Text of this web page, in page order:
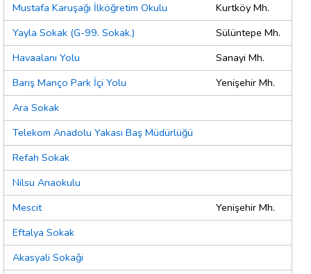
Mustafa Karuşağı İlköğretim Okulu
Kurtköy Mh.
Yayla Sokak (G-99. Sokak.)
Sülüntepe Mh.
Havaalanı Yolu
Sanayi Mh.
Barış Manço Park İçi Yolu
Yenişehir Mh.
Ara Sokak
Telekom Anadolu Yakası Baş Müdürlüğü
Refah Sokak
Nilsu Anaokulu
Mescit
Yenişehir Mh.
Eftalya Sokak
Akasyali Sokaǧi